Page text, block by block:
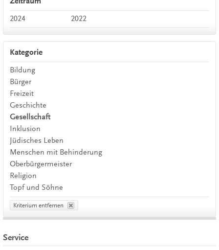
2024 2022
Kategorie
Bildung
Bürger
Freizeit
Geschichte
Gesellschaft
Inklusion
Jüdisches Leben
Menschen mit Behinderung
Oberbürgermeister
Religion
Topf und Söhne
Kriterium entfernen
Service